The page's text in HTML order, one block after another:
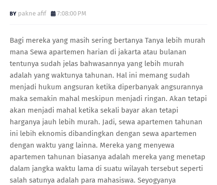
pakne afif 7:08:00 PM
Bagi mereka yang masih sering bertanya Tanya lebih murah
mana Sewa apartemen harian di jakarta atau bulanan
tentunya sudah jelas bahwasannya yang lebih murah
adalah yang waktunya tahunan. Hal ini memang sudah
menjadi hukum angsuran ketika diperbanyak angsurannya
maka semakin mahal meskipun menjadi ringan. Akan tetapi
akan menjadi mahal ketika sekali bayar akan tetapi
harganya jauh lebih murah. Jadi, sewa apartemen tahunan
ini lebih eknomis dibandingkan dengan sewa apartemen
dengan waktu yang lainna. Mereka yang menyewa
apartemen tahunan biasanya adalah mereka yang menetap
dalam jangka waktu lama di suatu wilayah tersebut seperti
salah satunya adalah para mahasiswa. Seyogyanya